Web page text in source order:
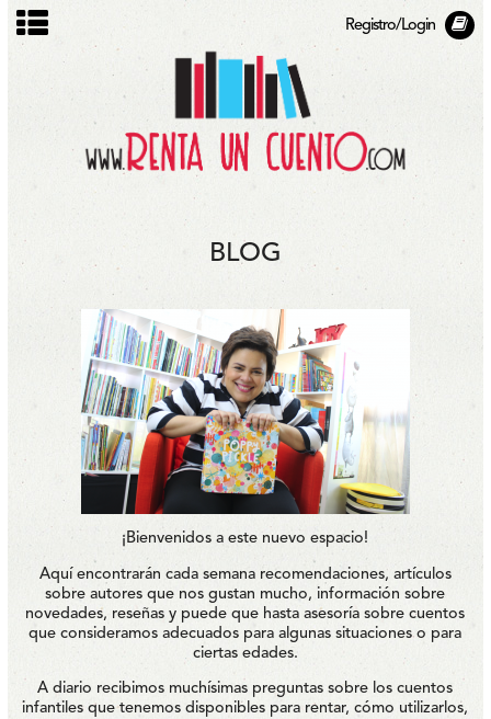
Registro/Login
BLOG
¡Bienvenidos a este nuevo espacio!
Aquí encontrarán cada semana recomendaciones, artículos
sobre autores que nos gustan mucho, información sobre
novedades, reseñas y puede que hasta asesoría sobre cuentos
que consideramos adecuados para algunas situaciones o para
ciertas edades.
A diario recibimos muchísimas preguntas sobre los cuentos
infantiles que tenemos disponibles para rentar, cómo utilizarlos,